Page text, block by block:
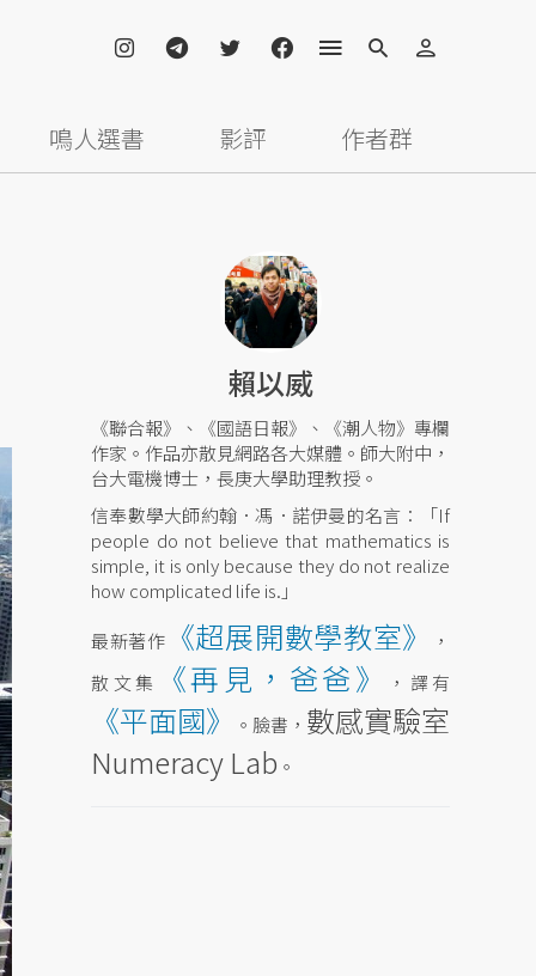
鳴人選書 影評 作者群
賴以威
《聯合報》、《國語日報》、《潮人物》專欄
作家。作品亦散見網路各大媒體。師大附中，
台大電機博士，長庚大學助理教授。
信奉數學大師約翰．馮．諾伊曼的名言：「If
people do not believe that mathematics is
simple, it is only because they do not realize
how complicated life is.」
最新著作
《超展開數學教室》
，
散文集
《再見，爸爸》 ，譯有
《平面國》 。臉書， 數感實驗室
Numeracy Lab 。